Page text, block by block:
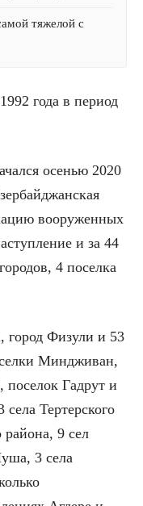
тяжелой с
года в период
осенью 2020
вооруженных
и за 44
4 поселка
город Физули и 53
Миндживан,
поселок Гадрут и
Тертерского
района, 9 сел
3 села